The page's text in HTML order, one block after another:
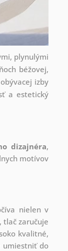
plynulými
béžovej,
izby
a estetický
dizajnéra,
motívov
nielen v
zaručuje
kvalitné,
umiestniť do